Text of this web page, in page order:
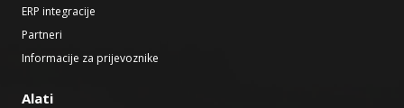
ERP integracije
Partneri
Informacije za prijevoznike
Alati